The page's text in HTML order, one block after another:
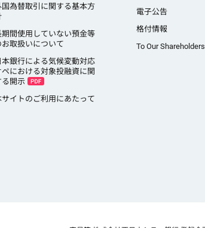
国為替取引に関する基本方
期間使用していない預金等
お取扱いについて
本銀行による気候変動対応
ペにおける対象投融資に関
る開示
サイトのご利用にあたって
電子公告
格付情報
To Our Shareholders